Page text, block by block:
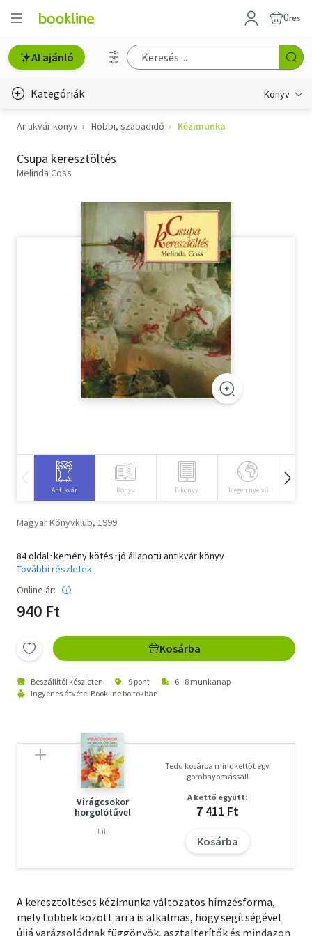
Üres
AI ajánló
Kategóriák Könyv
Életmód, egészség
Erotika
Szótár, nyelvkönyv
Tankönyv, segédkönyv
Társadalomtudomány
Történelem
Antikvár könyv Hobbi, szabadidő Kézimunka
Csupa keresztöltés
Melinda Coss
Antikvár Könyv E-könyv Idegen nyelvű
Magyar Könyvklub, 1999
84 oldal･kemény kötés･jó állapotú antikvár könyv
További részletek
Online ár:
940 Ft
Kosárba
Beszállítói készleten 9 pont
6 - 8 munkanap
Ingyenes átvétel Bookline boltokban
Virágcsokor
horgolótűvel
Lili
Tedd kosárba mindkettőt egy
gombnyomással!
A kettő együtt:
7 411 Ft
Kosárba
A keresztöltéses kézimunka változatos hímzésforma,
mely többek között arra is alkalmas, hogy segítségével
újjá varázsolódnak függönyök, asztalterítők és mindazon